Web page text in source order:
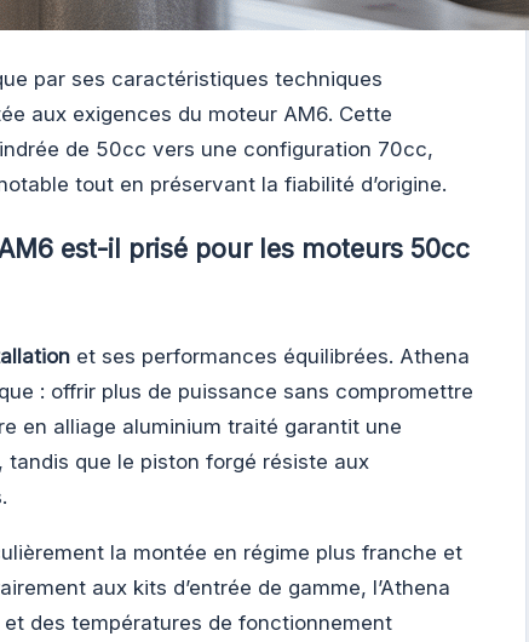
par ses caractéristiques techniques
aux exigences du moteur AM6. Cette
de 50cc vers une configuration 70cc,
tout en préservant la fiabilité d’origine.
est-il prisé pour les moteurs 50cc
et ses performances équilibrées. Athena
: offrir plus de puissance sans compromettre
en alliage aluminium traité garantit une
que le piston forgé résiste aux
la montée en régime plus franche et
aux kits d’entrée de gamme, l’Athena
des températures de fonctionnement